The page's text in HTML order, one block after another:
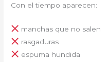
Con el tiempo aparecen:
manchas que no salen
rasgaduras
espuma hundida